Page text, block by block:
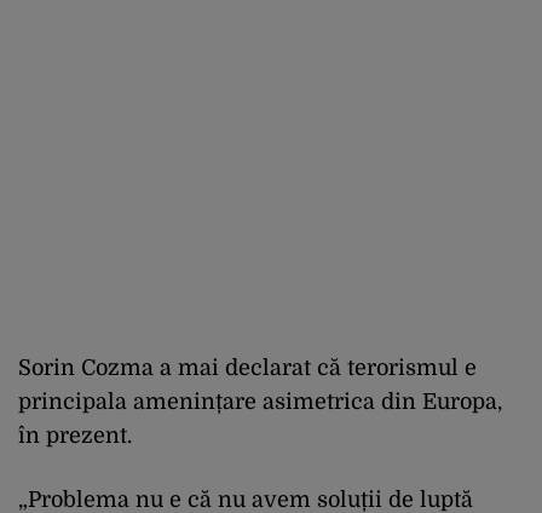
Sorin Cozma a mai declarat că terorismul e
principala amenințare asimetrica din Europa,
în prezent.
„Problema nu e că nu avem soluții de luptă